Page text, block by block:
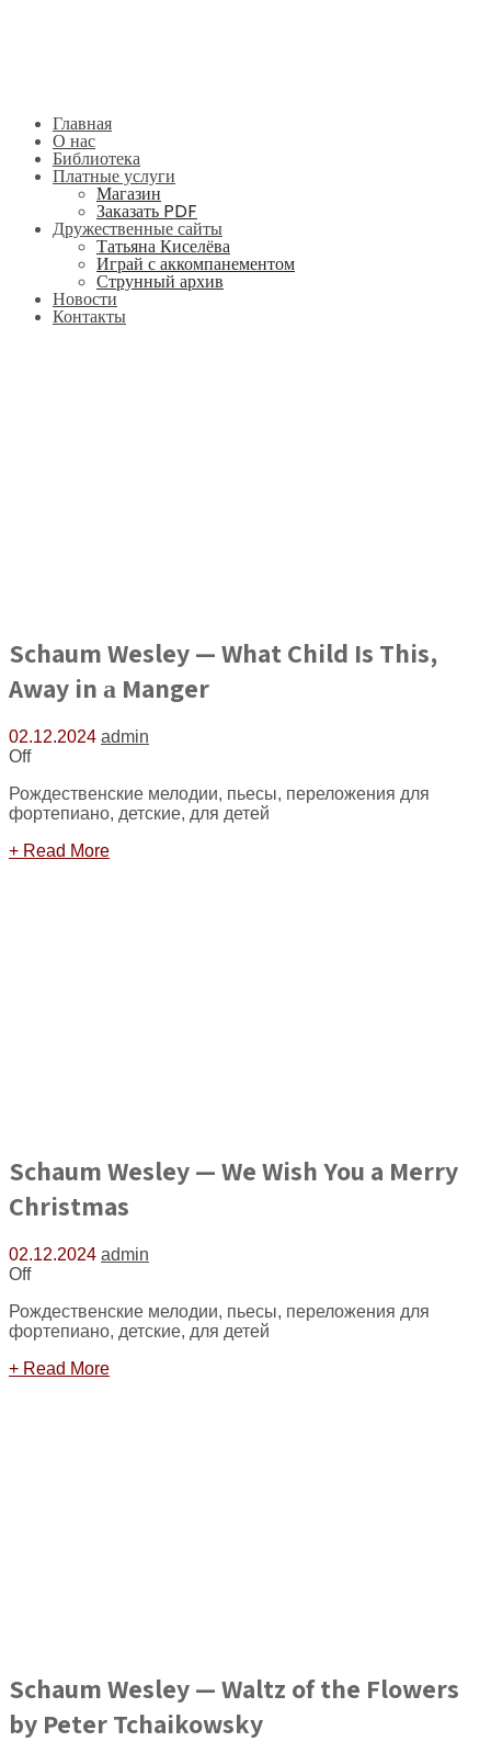
Главная
О нас
Библиотека
Платные услуги
Магазин
Заказать PDF
Дружественные сайты
Татьяна Киселёва
Играй с аккомпанементом
Струнный архив
Новости
Контакты
Schaum Wesley — What Child Is This,
Away in а Manger
02.12.2024 admin
Off
Рождественские мелодии, пьесы, переложения для
фортепиано, детские, для детей
+ Read More
Schaum Wesley — We Wish You a Merry
Christmas
02.12.2024 admin
Off
Рождественские мелодии, пьесы, переложения для
фортепиано, детские, для детей
+ Read More
Schaum Wesley — Waltz of the Flowers
by Peter Tchaikowsky